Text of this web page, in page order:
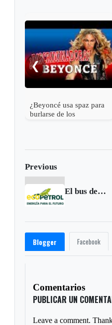
❮
¿Beyoncé usa spaz para
burlarse de los
Previous
El bus del accionista de Ecopetrol visita a Boyacá
Blogger Facebook
Comentarios
PUBLICAR UN
Leave a comment.